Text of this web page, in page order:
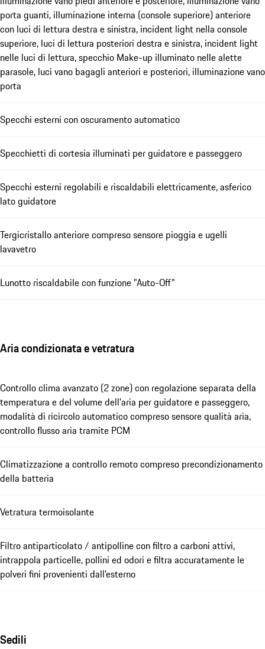
porta guanti, illuminazione interna (console superiore) anteriore
con luci di lettura destra e sinistra, incident light nella console
superiore, luci di lettura posteriori destra e sinistra, incident light
nelle luci di lettura, specchio Make-up illuminato nelle alette
parasole, luci vano bagagli anteriori e posteriori, illuminazione vano
porta
Specchi esterni con oscuramento automatico
Specchietti di cortesia illuminati per guidatore e passeggero
Specchi esterni regolabili e riscaldabili elettricamente, asferico
lato guidatore
Tergicristallo anteriore compreso sensore pioggia e ugelli
lavavetro
Lunotto riscaldabile con funzione "Auto-Off"
Aria condizionata e vetratura
Controllo clima avanzato (2 zone) con regolazione separata della
temperatura e del volume dell'aria per guidatore e passeggero,
modalità di ricircolo automatico compreso sensore qualità aria,
controllo flusso aria tramite PCM
Climatizzazione a controllo remoto compreso precondizionamento
della batteria
Vetratura termoisolante
Filtro antiparticolato / antipolline con filtro a carboni attivi,
intrappola particelle, pollini ed odori e filtra accuratamente le
polveri fini provenienti dall'esterno
Sedili